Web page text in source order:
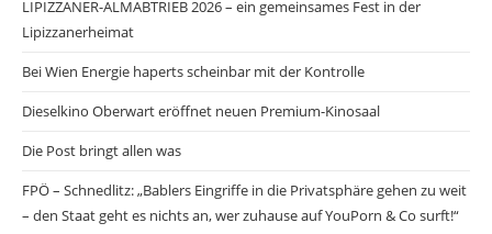
LIPIZZANER-ALMABTRIEB 2026 – ein gemeinsames Fest in der
Lipizzanerheimat
Bei Wien Energie haperts scheinbar mit der Kontrolle
Dieselkino Oberwart eröffnet neuen Premium-Kinosaal
Die Post bringt allen was
FPÖ – Schnedlitz: „Bablers Eingriffe in die Privatsphäre gehen zu weit
– den Staat geht es nichts an, wer zuhause auf YouPorn & Co surft!“